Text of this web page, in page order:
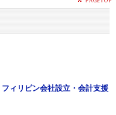
ィリピン会社設立・会計支援